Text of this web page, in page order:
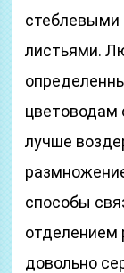
стеблевыми
листьями.
цветоводам
лучше
способы
отделением
довольно